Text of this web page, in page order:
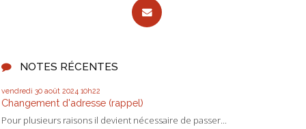
NOTES RÉCENTES
vendredi 30 août 2024 10h22
Changement d'adresse (rappel)
Pour plusieurs raisons il devient nécessaire de passer...